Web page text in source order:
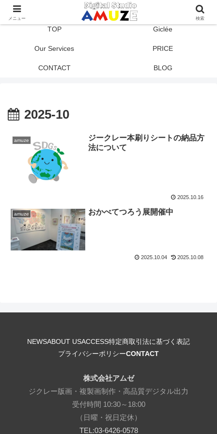
TOP Giclée
Our Services PRICE
CONTACT BLOG
2025-10
amuze
ジークレー本刷りシートの納品方
法について
2025.10.16
amuze おかべてつろう展開催中
2025.10.04 2025.10.08
NEWSABOUT USACCESS特定商取引法に基づく表記
プライバシーポリシーCONTACT
株式会社アムゼ
ジクレー版画・複製画制作・高品質デジタル出力
受付時間 10:30～18:00
（日曜・祝日定休）
TEL:03-6426-0578
メニュー 検索